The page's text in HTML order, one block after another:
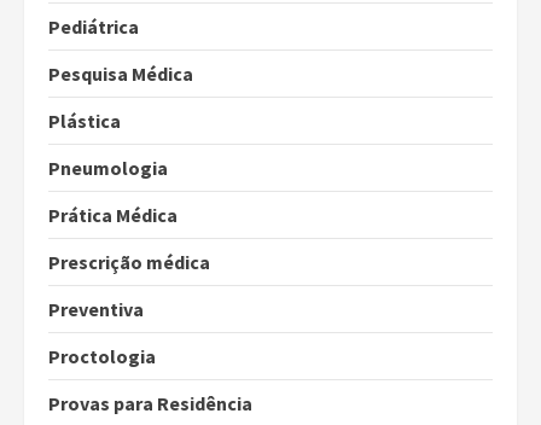
Pediátrica
Pesquisa Médica
Plástica
Pneumologia
Prática Médica
Prescrição médica
Preventiva
Proctologia
Provas para Residência